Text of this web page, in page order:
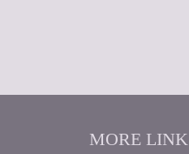
MORE LINK